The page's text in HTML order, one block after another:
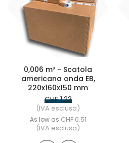
0,006 m³ - Scatola
americana onda EB,
220x160x150 mm
CHF 1.23
(IVA esclusa)
As low as CHF 0.51
(IVA esclusa)